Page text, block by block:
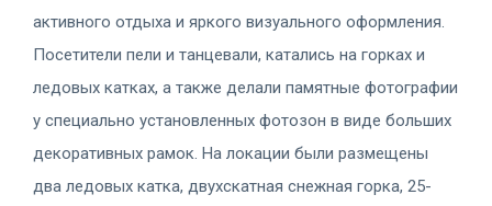
активного отдыха и яркого визуального оформления.
Посетители пели и танцевали, катались на горках и
ледовых катках, а также делали памятные фотографии
у специально установленных фотозон в виде больших
декоративных рамок. На локации были размещены
два ледовых катка, двухскатная снежная горка, 25-